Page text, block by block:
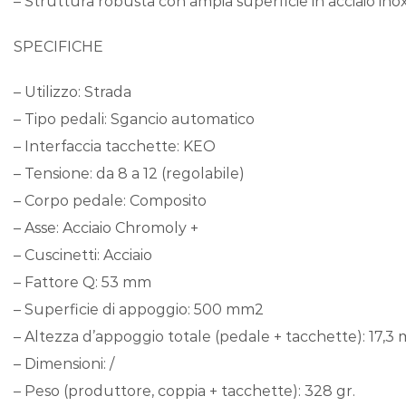
SPECIFICHE
– Utilizzo: Strada
– Tipo pedali: Sgancio automatico
– Interfaccia tacchette: KEO
– Tensione: da 8 a 12 (regolabile)
– Corpo pedale: Composito
– Asse: Acciaio Chromoly +
– Cuscinetti: Acciaio
– Fattore Q: 53 mm
– Superficie di appoggio: 500 mm2
– Altezza d’appoggio totale (pedale + tacchette): 17,3
– Dimensioni: /
– Peso (produttore, coppia + tacchette): 328 gr.